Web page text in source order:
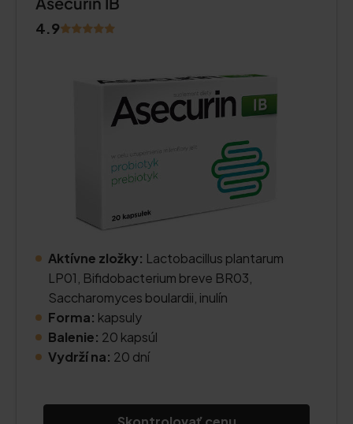
4.9
Aktívne zložky: Lactobacillus plantarum
LP01, Bifidobacterium breve BR03,
Saccharomyces boulardii, inulín
Forma: kapsuly
Balenie: 20 kapsúl
Vydrží na: 20 dní